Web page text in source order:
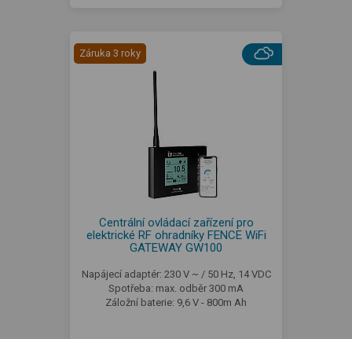
Záruka 3 roky
Centrální ovládací zařízení pro
elektrické RF ohradníky FENCE WiFi
GATEWAY GW100
Napájecí adaptér: 230 V ~ / 50 Hz, 14 VDC
Spotřeba: max. odběr 300 mA
Záložní baterie: 9,6 V - 800m Ah